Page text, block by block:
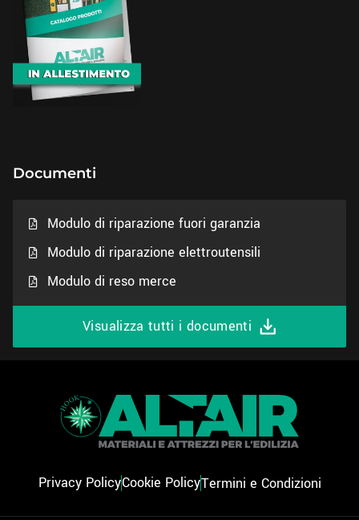
Documenti
Modulo di riparazione fuori garanzia
Modulo di riparazione elettroutensili
Modulo di reso merce
Visualizza tutti i documenti
Privacy PolicyCookie PolicyTermini e Condizioni